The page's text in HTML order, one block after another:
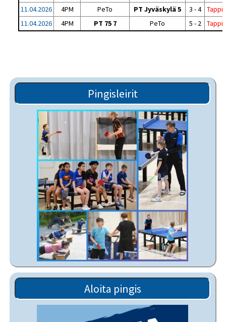
11.04.2026
4PM PeTo PT Jyväskylä 5 3 - 4
11.04.2026
4PM PT 75 7 PeTo 5 - 2
Pingisleirit
Aloita pingis